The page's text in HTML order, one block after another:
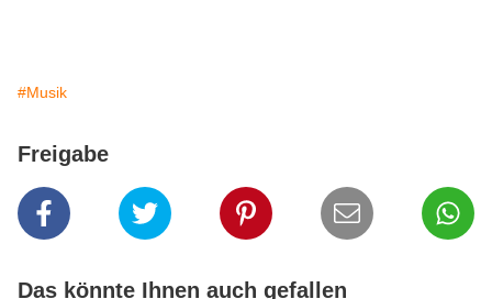
#Musik
Freigabe
Das könnte Ihnen auch gefallen